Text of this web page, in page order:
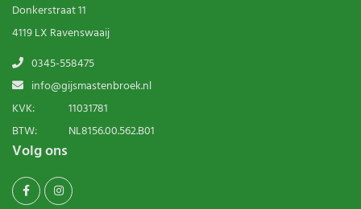
Donkerstraat 11
4119 LX Ravenswaaij
0345-558475
info@gijsmastenbroek.nl
KVK:
11031781
BTW:
NL8156.00.562.B01
Volg ons